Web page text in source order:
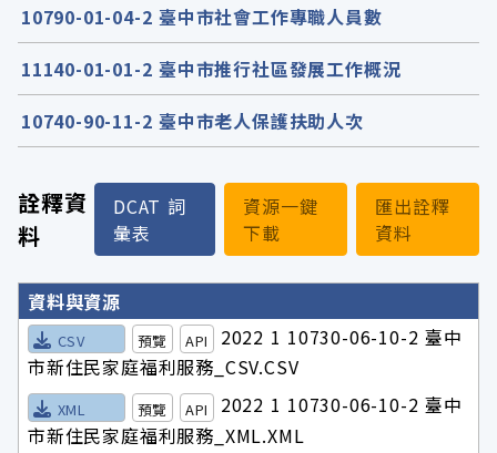
詮釋資
料
DCAT 詞
彙表
資源一鍵
下載
匯出詮釋
資料
詮釋資料詳細內容
資料與資源
CSV 預覽 API
2022 1 10730-06-10-2 臺中
市新住民家庭福利服務_CSV.CSV
XML 預覽 API
2022 1 10730-06-10-2 臺中
市新住民家庭福利服務_XML.XML
10790-01-04-2 臺中市社會工作專職人員數
11140-01-01-2 臺中市推行社區發展工作概況
10740-90-11-2 臺中市老人保護扶助人次